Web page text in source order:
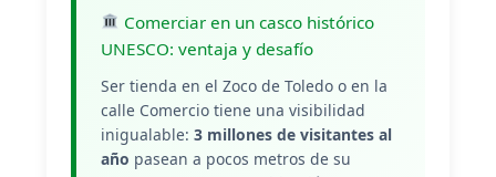
Comerciar en un casco histórico
UNESCO: ventaja y desafío
Ser tienda en el Zoco de Toledo o en la
calle Comercio tiene una visibilidad
inigualable: 3 millones de visitantes al
año pasean a pocos metros de su